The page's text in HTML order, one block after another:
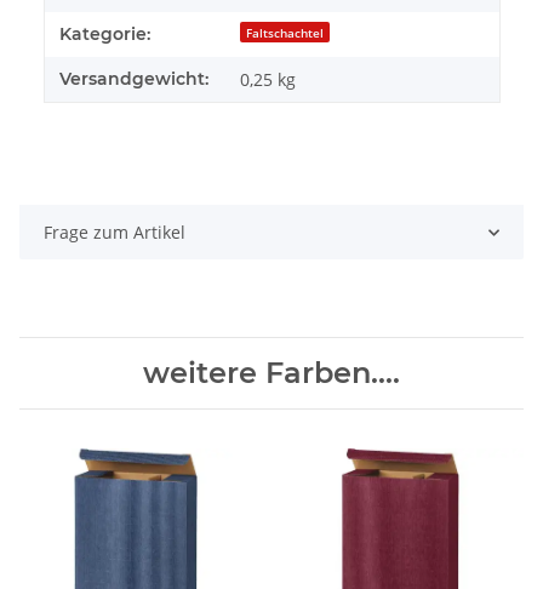
Kategorie: Faltschachtel
Versandgewicht: 0,25 kg
Frage zum Artikel
weitere Farben....